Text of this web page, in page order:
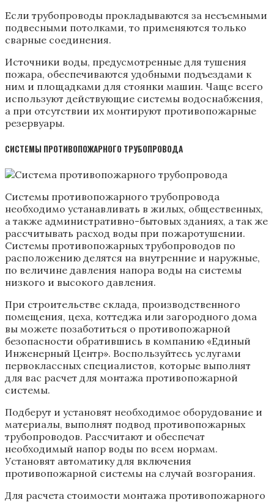
Если трубопроводы прокладываются за несъемными
подвесными потолками, то применяются только
сварные соединения.
Источники воды, предусмотренные для тушения
пожара, обеспечиваются удобными подъездами к
ним и площадками для стоянки машин. Чаще всего
используют действующие системы водоснабжения,
а при отсутствии их монтируют противопожарные
резервуары.
СИСТЕМЫ ПРОТИВОПОЖАРНОГО ТРУБОПРОВОДА
Системы противопожарного трубопровода
необходимо устанавливать в жилых, общественных,
а также административно-бытовых зданиях, а так же
рассчитывать расход воды при пожаротушении.
Системы противопожарных трубопроводов по
расположению делятся на внутренние и наружные,
по величине давления напора воды на системы
низкого и высокого давления.
При строительстве склада, производственного
помещения, цеха, коттеджа или загородного дома
вы можете позаботиться о противопожарной
безопасности обратившись в компанию «Единый
Инженерный Центр». Воспользуйтесь услугами
первоклассных специалистов, которые выполнят
для вас расчет для монтажа противопожарной
системы.
Подберут и установят необходимое оборудование и
материалы, выполнят подвод противопожарных
трубопроводов. Рассчитают и обеспечат
необходимый напор воды по всем нормам.
Установят автоматику для включения
противопожарной системы на случай возгорания.
Для расчета стоимости монтажа противопожарного